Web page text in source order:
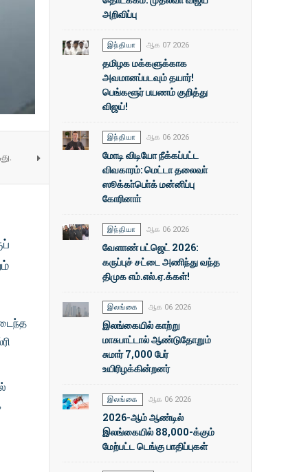
அறிவிப்பு
இந்தியா ஆக 07 2026
தமிழக மக்களுக்காக
அவமானப்படவும் தயார்!
பெங்களூர் பயணம் குறித்து
விஜய்!
இந்தியா ஆக 06 2026
மோடி விடியோ நீக்கப்பட்ட
விவகாரம்: மெட்டா தலைவா்
ஸூக்கா்பொ்க் மன்னிப்பு
கோரினாா்
இந்தியா ஆக 06 2026
வேளாண் பட்ஜெட் 2026:
கருப்புச் சட்டை அணிந்து வந்த
திமுக எம்.எல்.ஏ.க்கள்!
இலங்கை ஆக 06 2026
இலங்கையில் காற்று
மாசுபாட்டால் ஆண்டுதோறும்
சுமார் 7,000 பேர்
உயிரிழக்கின்றனர்
இலங்கை ஆக 06 2026
2026-ஆம் ஆண்டில்
இலங்கையில் 88,000-க்கும்
மேற்பட்ட டெங்கு பாதிப்புகள்